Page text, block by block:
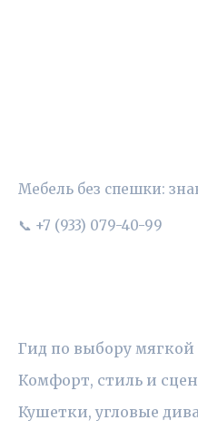
Мебель без спешки:
📞 +7 (933) 079-40-99
Гид по выбору мягкой
Комфорт, стиль и
Кушетки, угловые